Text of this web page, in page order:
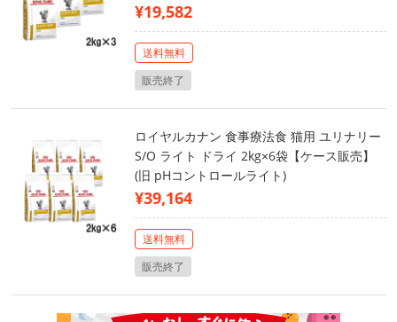
¥19,582
送料無料
販売終了
ロイヤルカナン 食事療法食 猫用 ユリナリー
S/O ライト ドライ 2kg×6袋【ケース販売】
(旧 pHコントロールライト)
¥39,164
送料無料
販売終了